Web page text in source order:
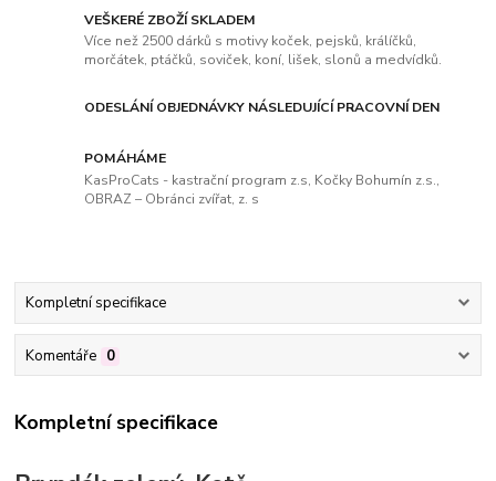
VEŠKERÉ ZBOŽÍ SKLADEM
Více než 2500 dárků s motivy koček, pejsků, králíčků,
morčátek, ptáčků, soviček, koní, lišek, slonů a medvídků.
ODESLÁNÍ OBJEDNÁVKY NÁSLEDUJÍCÍ PRACOVNÍ DEN
POMÁHÁME
KasProCats - kastrační program z.s, Kočky Bohumín z.s.,
OBRAZ – Obránci zvířat, z. s
Kompletní specifikace
Komentáře 0
Kompletní specifikace